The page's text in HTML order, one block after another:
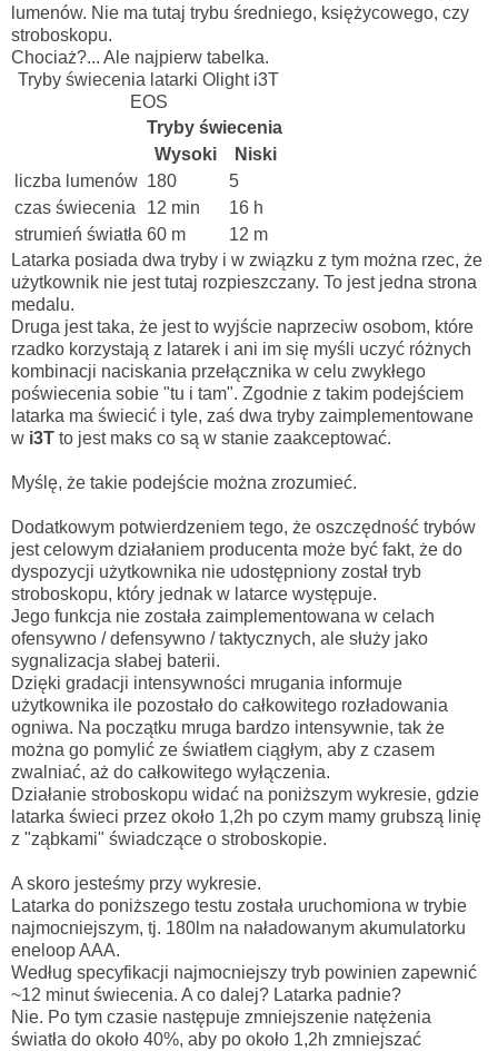
lumenów. Nie ma tutaj trybu średniego, księżycowego, czy
stroboskopu.
Chociaż?... Ale najpierw tabelka.
Tryby świecenia latarki Olight i3T
EOS
Tryby świecenia
Wysoki
Niski
liczba lumenów 180
5
czas świecenia
12 min
16 h
strumień światła 60 m
12 m
Latarka posiada dwa tryby i w związku z tym można rzec, że
użytkownik nie jest tutaj rozpieszczany. To jest jedna strona
medalu.
Druga jest taka, że jest to wyjście naprzeciw osobom, które
rzadko korzystają z latarek i ani im się myśli uczyć różnych
kombinacji naciskania przełącznika w celu zwykłego
poświecenia sobie "tu i tam". Zgodnie z takim podejściem
latarka ma świecić i tyle, zaś dwa tryby zaimplementowane
w i3T to jest maks co są w stanie zaakceptować.
Myślę, że takie podejście można zrozumieć.
Dodatkowym potwierdzeniem tego, że oszczędność trybów
jest celowym działaniem producenta może być fakt, że do
dyspozycji użytkownika nie udostępniony został tryb
stroboskopu, który jednak w latarce występuje.
Jego funkcja nie została zaimplementowana w celach
ofensywno / defensywno / taktycznych, ale służy jako
sygnalizacja słabej baterii.
Dzięki gradacji intensywności mrugania informuje
użytkownika ile pozostało do całkowitego rozładowania
ogniwa. Na początku mruga bardzo intensywnie, tak że
można go pomylić ze światłem ciągłym, aby z czasem
zwalniać, aż do całkowitego wyłączenia.
Działanie stroboskopu widać na poniższym wykresie, gdzie
latarka świeci przez około 1,2h po czym mamy grubszą linię
z "ząbkami" świadczące o stroboskopie.
A skoro jesteśmy przy wykresie.
Latarka do poniższego testu została uruchomiona w trybie
najmocniejszym, tj. 180lm na naładowanym akumulatorku
eneloop AAA.
Według specyfikacji najmocniejszy tryb powinien zapewnić
~12 minut świecenia. A co dalej? Latarka padnie?
Nie. Po tym czasie następuje zmniejszenie natężenia
światła do około 40%, aby po około 1,2h zmniejszać